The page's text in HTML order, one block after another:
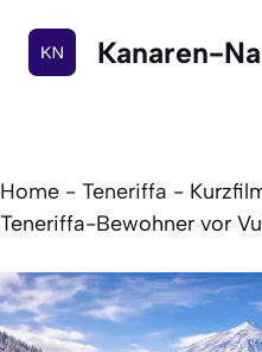
Inhalt
springen
Kanaren-
Home - Teneriffa -
Teneriffa-Bewohner vor